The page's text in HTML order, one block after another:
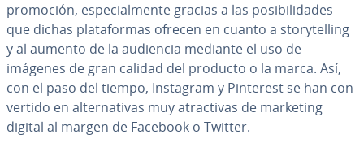
promoción, es­pe­cia­l­me­n­te gracias a las po­si­bi­li­da­des
que dichas pla­ta­fo­r­mas ofrecen en cuanto a sto­r­y­te­lli­ng
y al aumento de la audiencia mediante el uso de
imágenes de gran calidad del producto o la marca. Así,
con el paso del tiempo, Instagram y Pinterest se han co­n­
ve­r­ti­do en al­te­r­na­ti­vas muy atra­c­ti­vas de marketing
digital al margen de Facebook o Twitter.